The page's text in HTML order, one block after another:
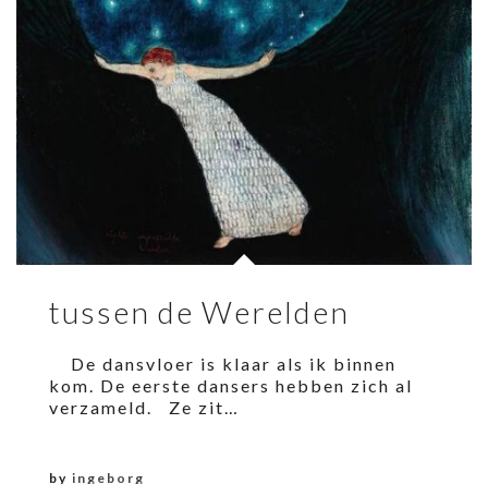
tussen de Werelden
De dansvloer is klaar als ik binnen
kom. De eerste dansers hebben zich al
verzameld. Ze zit…
by ingeborg